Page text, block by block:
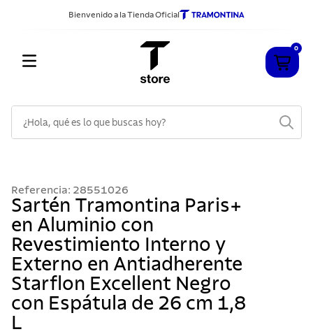
Bienvenido a la Tienda Oficial
0
Referencia: 28551026
Sartén Tramontina Paris+
en Aluminio con
Revestimiento Interno y
Externo en Antiadherente
Starflon Excellent Negro
con Espátula de 26 cm 1,8
L
2.
sarten
3.
cubiertos
4.
ollas
5.
acero inoxidable
6.
grano